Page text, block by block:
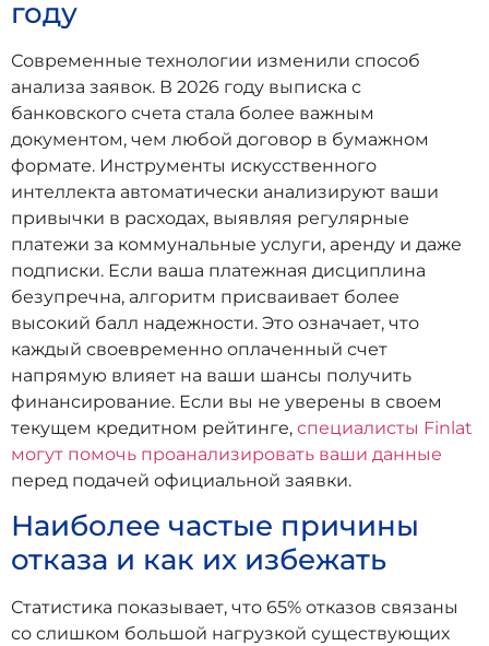
году
Современные технологии изменили способ
анализа заявок. В 2026 году выписка с
банковского счета стала более важным
документом, чем любой договор в бумажном
формате. Инструменты искусственного
интеллекта автоматически анализируют ваши
привычки в расходах, выявляя регулярные
платежи за коммунальные услуги, аренду и даже
подписки. Если ваша платежная дисциплина
безупречна, алгоритм присваивает более
высокий балл надежности. Это означает, что
каждый своевременно оплаченный счет
напрямую влияет на ваши шансы получить
финансирование. Если вы не уверены в своем
текущем кредитном рейтинге, специалисты Finlat
могут помочь проанализировать ваши данные
перед подачей официальной заявки.
Наиболее частые причины
отказа и как их избежать
Статистика показывает, что 65% отказов связаны
со слишком большой нагрузкой существующих